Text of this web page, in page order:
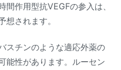
作用型抗VEGFの参入は、
想されます。
スチンのような適応外薬の
能性があります。ルーセン